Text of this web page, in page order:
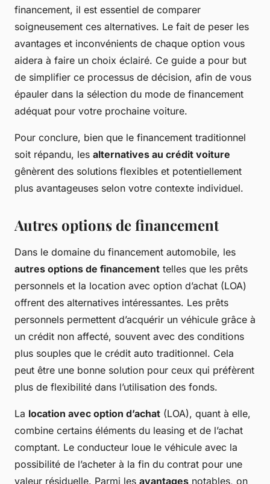
financement, il est essentiel de comparer
soigneusement ces alternatives. Le fait de peser les
avantages et inconvénients de chaque option vous
aidera à faire un choix éclairé. Ce guide a pour but
de simplifier ce processus de décision, afin de vous
épauler dans la sélection du mode de financement
adéquat pour votre prochaine voiture.
Pour conclure, bien que le financement traditionnel
soit répandu, les alternatives au crédit voiture
gênèrent des solutions flexibles et potentiellement
plus avantageuses selon votre contexte individuel.
Autres options de financement
Dans le domaine du financement automobile, les
autres options de financement telles que les prêts
personnels et la location avec option d’achat (LOA)
offrent des alternatives intéressantes. Les prêts
personnels permettent d’acquérir un véhicule grâce à
un crédit non affecté, souvent avec des conditions
plus souples que le crédit auto traditionnel. Cela
peut être une bonne solution pour ceux qui préfèrent
plus de flexibilité dans l’utilisation des fonds.
La location avec option d’achat (LOA), quant à elle,
combine certains éléments du leasing et de l’achat
comptant. Le conducteur loue le véhicule avec la
possibilité de l’acheter à la fin du contrat pour une
valeur résiduelle. Parmi les avantages notables, on